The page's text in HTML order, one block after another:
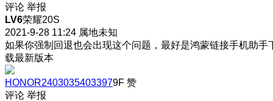
评论 举报
LV6荣耀20S
2021-9-28 11:24 属地未知
如果你强制回退也会出现这个问题，最好是鸿蒙链接手机助手
载最新版本
HONOR24030354033979F 赞
评论 举报